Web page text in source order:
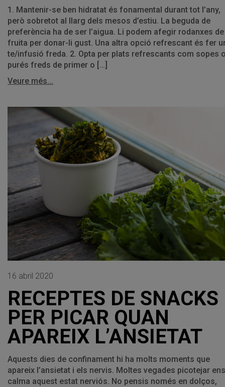
1. Mantenir-se ben hidratat és fonamental durant tot l’any,
però sobretot al llarg dels mesos d’estiu. La beguda de
preferència ha de ser l’aigua. Li podem afegir rodanxes de
fruita per donar-li gust. Una altra opció refrescant és fer
te/infusió freda. 2. Opta per plats refrescants com sopes
purés freds de primer o […]
Veure més...
16 abril 2020
RECEPTES DE SNACKS
PER PICAR QUAN
APAREIX L’ANSIETAT
Aquests dies de confinament hi ha molts moments que
apareix l’ansietat i els nervis. Moltes vegades picotejar ens
calma aquest estat nerviós. No pensis només en dolços,